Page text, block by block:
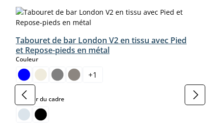
Tabouret de bar London V2 en tissu avec Pied
et Repose-pieds en métal
Couleurselect
+1
Couleur du cadreselect